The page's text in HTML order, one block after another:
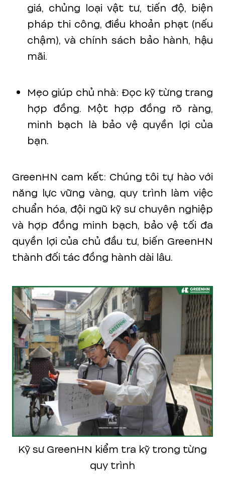
giá, chủng loại vật tư, tiến độ, biện
pháp thi công, điều khoản phạt (nếu
chậm), và chính sách bảo hành, hậu
mãi.
Mẹo giúp chủ nhà: Đọc kỹ từng trang
hợp đồng. Một hợp đồng rõ ràng,
minh bạch là bảo vệ quyền lợi của
bạn.
GreenHN cam kết: Chúng tôi tự hào với
năng lực vững vàng, quy trình làm việc
chuẩn hóa, đội ngũ kỹ sư chuyên nghiệp
và hợp đồng minh bạch, bảo vệ tối đa
quyền lợi của chủ đầu tư, biến GreenHN
thành đối tác đồng hành dài lâu.
Kỹ sư GreenHN kiểm tra kỹ trong từng
quy trình